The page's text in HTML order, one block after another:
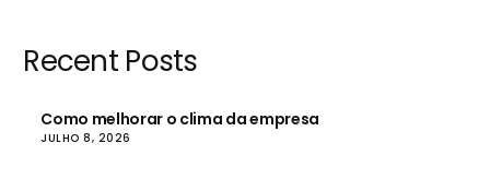
Recent Posts
Como melhorar o clima da empresa
JULHO 8, 2026